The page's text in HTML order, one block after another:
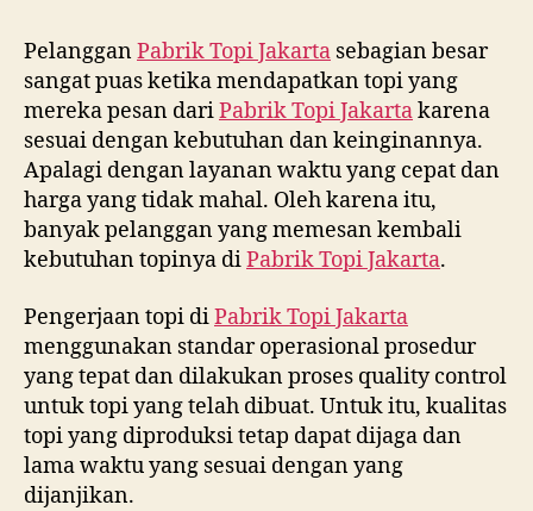
PelangganPabrik Topi Jakarta sebagian besar
sangat puas ketika mendapatkan topi yang
mereka pesan dariPabrik Topi Jakartakarena
sesuai dengan kebutuhan dan keinginannya.
Apalagi dengan layanan waktu yang cepat dan
harga yang tidak mahal. Oleh karena itu,
banyak pelanggan yang memesan kembali
kebutuhan topinya diPabrik Topi Jakarta.
Pengerjaan topi diPabrik Topi Jakarta
menggunakan standar operasional prosedur
yang tepat dan dilakukan proses quality control
untuk topi yang telah dibuat. Untuk itu, kualitas
topi yang diproduksi tetap dapat dijaga dan
lama waktu yang sesuai dengan yang
dijanjikan.